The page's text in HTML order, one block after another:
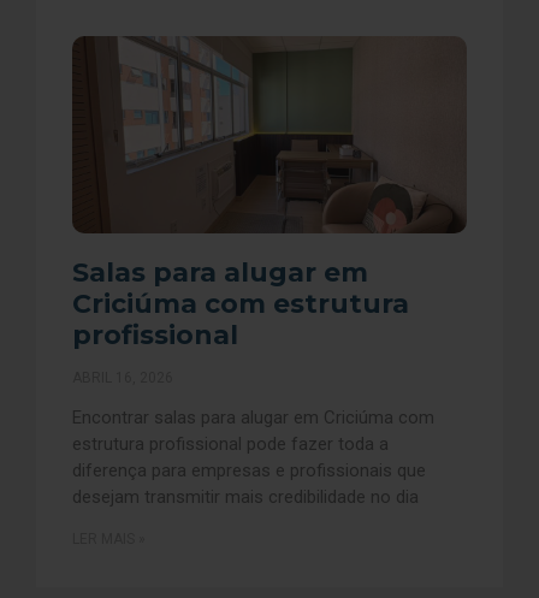
Salas para alugar em
Criciúma com estrutura
profissional
Encontrar salas para alugar em Criciúma com
estrutura profissional pode fazer toda a
diferença para empresas e profissionais que
desejam transmitir mais credibilidade no dia